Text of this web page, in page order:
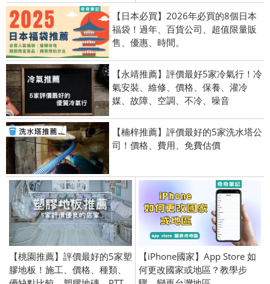
【日本必買】2026年必買的8個日本
福袋！過年、百貨公司、超值限量販
售、優惠、時間。
【永靖推薦】評價最好5家冷氣行！冷
氣安裝、維修、價格、保養、灌冷
媒、故障、空調、不冷、噪音
【楠梓推薦】評價最好的5家洗水塔公
司！價格、費用、免費估價
【桃園推薦】評價最好的5家塑
膠地板！施工、價格、種類、
【iPhone國家】App Store 如
何更改國家或地區？教學步